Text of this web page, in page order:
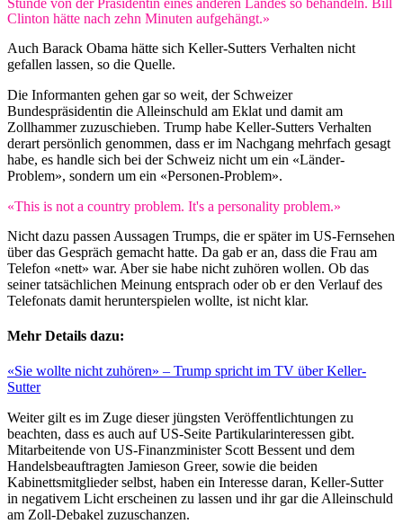
Clinton hätte nach zehn Minuten aufgehängt.»
Auch Barack Obama hätte sich Keller-Sutters Verhalten nicht
gefallen lassen, so die Quelle.
Die Informanten gehen gar so weit, der Schweizer
Bundespräsidentin die Alleinschuld am Eklat und damit am
Zollhammer zuzuschieben. Trump habe Keller-Sutters Verhalten
derart persönlich genommen, dass er im Nachgang mehrfach gesagt
habe, es handle sich bei der Schweiz nicht um ein «Länder-
Problem», sondern um ein «Personen-Problem».
«This is not a country problem. It's a personality problem.»
Nicht dazu passen Aussagen Trumps, die er später im US-Fernsehen
über das Gespräch gemacht hatte. Da gab er an, dass die Frau am
Telefon «nett» war. Aber sie habe nicht zuhören wollen. Ob das
seiner tatsächlichen Meinung entsprach oder ob er den Verlauf des
Telefonats damit herunterspielen wollte, ist nicht klar.
Mehr Details dazu:
«Sie wollte nicht zuhören» – Trump spricht im TV über Keller-
Sutter
Weiter gilt es im Zuge dieser jüngsten Veröffentlichtungen zu
beachten, dass es auch auf US-Seite Partikularinteressen gibt.
Mitarbeitende von US-Finanzminister Scott Bessent und dem
Handelsbeauftragten Jamieson Greer, sowie die beiden
Kabinettsmitglieder selbst, haben ein Interesse daran, Keller-Sutter
in negativem Licht erscheinen zu lassen und ihr gar die Alleinschuld
am Zoll-Debakel zuzuschanzen.